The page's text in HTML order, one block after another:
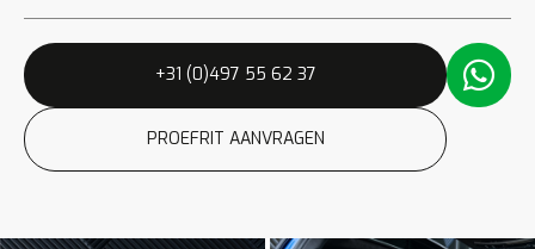
+31 (0)497 55 62 37
PROEFRIT AANVRAGEN